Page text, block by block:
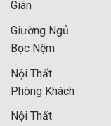
Giãn
Giường Ngủ
Bọc Nệm
Nội Thất
Phòng Khách
Nội Thất